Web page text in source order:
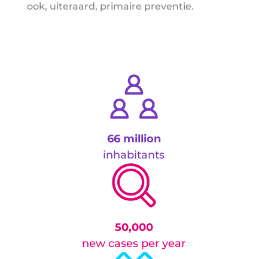
ook, uiteraard, primaire preventie.
66 million
inhabitants
50,000
new cases per year